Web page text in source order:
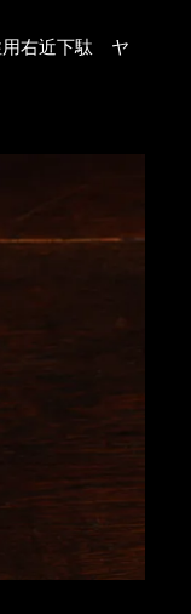
用右近下駄 ヤ